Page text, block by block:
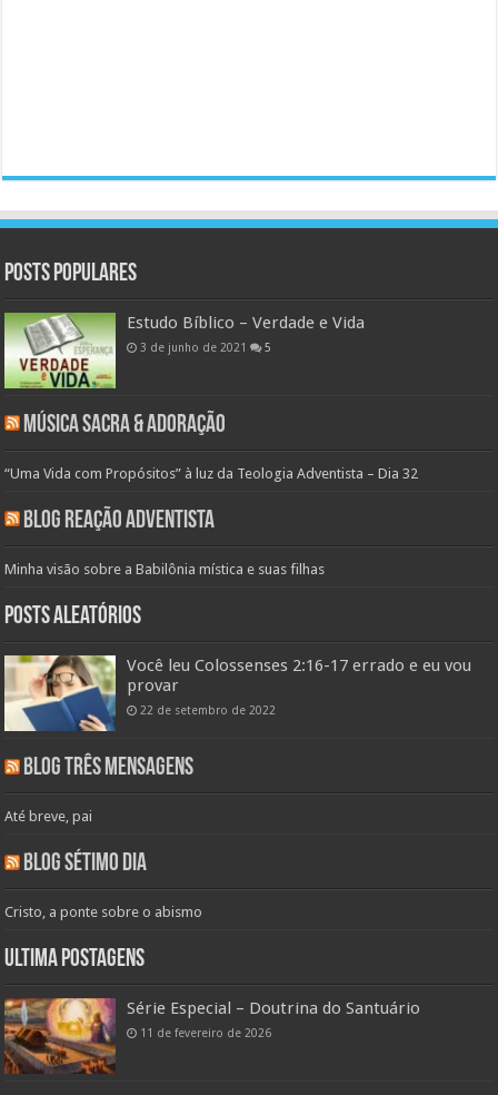
Posts populares
Estudo Bíblico – Verdade e Vida
3 de junho de 2021 5
Música Sacra & Adoração
“Uma Vida com Propósitos” à luz da Teologia Adventista – Dia 32
Blog Reação Adventista
Minha visão sobre a Babilônia mística e suas filhas
Posts aleatórios
Você leu Colossenses 2:16-17 errado e eu vou
provar
22 de setembro de 2022
Blog Três Mensagens
Até breve, pai
Blog Sétimo Dia
Cristo, a ponte sobre o abismo
Ultima Postagens
Série Especial – Doutrina do Santuário
11 de fevereiro de 2026